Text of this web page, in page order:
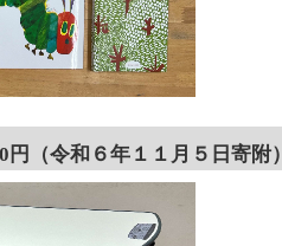
（令和６年１１月５日寄附）